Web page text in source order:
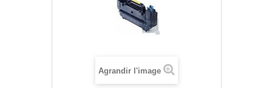
Agrandir l'image